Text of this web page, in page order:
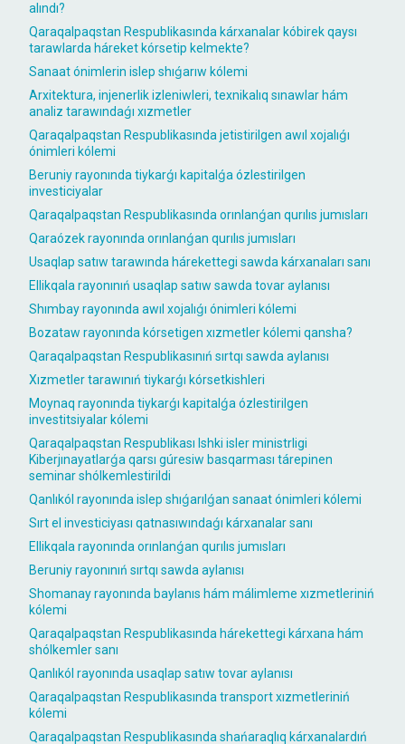
alındı?
Qaraqalpaqstan Respublikasında kárxanalar kóbirek qaysı
tarawlarda háreket kórsetip kelmekte?
Sanaat ónimlerin islep shıǵarıw kólemi
Arxitektura, injenerlik izleniwleri, texnikalıq sınawlar hám
analiz tarawındaǵı xızmetler
Qaraqalpaqstan Respublikasında jetistirilgen awıl xojalıǵı
ónimleri kólemi
Beruniy rayonında tiykarǵı kapitalǵa ózlestirilgen
investiciyalar
Qaraqalpaqstan Respublikasında orınlanǵan qurılıs jumısları
Qaraózek rayonında orınlanǵan qurılıs jumısları
Usaqlap satıw tarawında hárekettegi sawda kárxanaları sanı
Ellikqala rayonınıń usaqlap satıw sawda tovar aylanısı
Shımbay rayonında awıl xojalıǵı ónimleri kólemi
Bozataw rayonında kórsetigen xızmetler kólemi qansha?
Qaraqalpaqstan Respublikasınıń sırtqı sawda aylanısı
Xızmetler tarawınıń tiykarǵı kórsetkishleri
Moynaq rayonında tiykarǵı kapitalǵa ózlestirilgen
investitsiyalar kólemi
Qaraqalpaqstan Respublikası Ishki isler ministrligi
Kiberjınayatlarǵa qarsı gúresiw basqarması tárepinen
seminar shólkemlestirildi
Qanlıkól rayonında islep shıǵarılǵan sanaat ónimleri kólemi
Sırt el investiciyası qatnasıwındaǵı kárxanalar sanı
Ellikqala rayonında orınlanǵan qurılıs jumısları
Beruniy rayonınıń sırtqı sawda aylanısı
Shomanay rayonında baylanıs hám málimleme xızmetleriniń
kólemi
Qaraqalpaqstan Respublikasında hárekettegi kárxana hám
shólkemler sanı
Qanlıkól rayonında usaqlap satıw tovar aylanısı
Qaraqalpaqstan Respublikasında transport xızmetleriniń
kólemi
Qaraqalpaqstan Respublikasında shańaraqlıq kárxanalardıń